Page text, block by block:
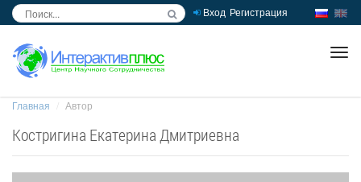
Вход Регистрация
Главная Автор
Костригина Екатерина Дмитриевна